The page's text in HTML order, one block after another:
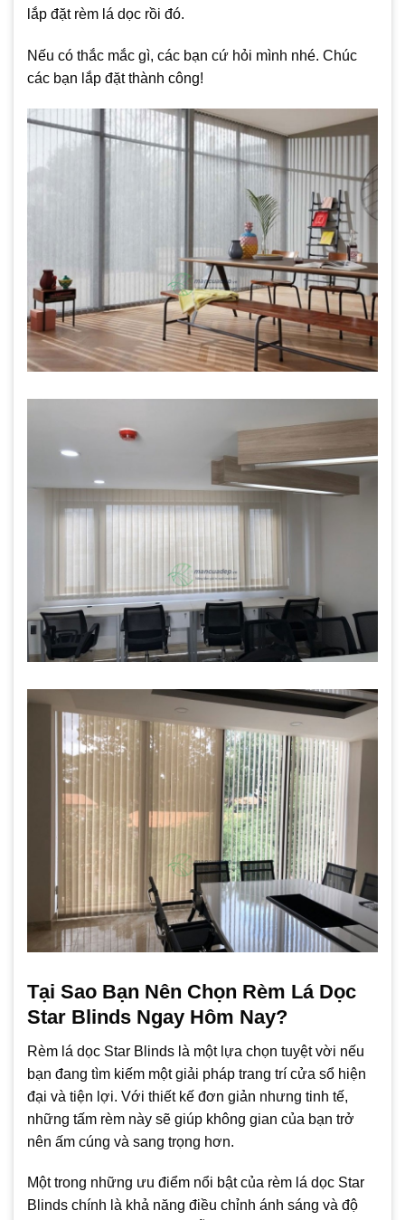
lắp đặt rèm lá dọc rồi đó.
Nếu có thắc mắc gì, các bạn cứ hỏi mình nhé. Chúc
các bạn lắp đặt thành công!
Tại Sao Bạn Nên Chọn Rèm Lá Dọc
Star Blinds Ngay Hôm Nay?
Rèm lá dọc Star Blinds là một lựa chọn tuyệt vời nếu
bạn đang tìm kiếm một giải pháp trang trí cửa sổ hiện
đại và tiện lợi. Với thiết kế đơn giản nhưng tinh tế,
những tấm rèm này sẽ giúp không gian của bạn trở
nên ấm cúng và sang trọng hơn.
Một trong những ưu điểm nổi bật của rèm lá dọc Star
Blinds chính là khả năng điều chỉnh ánh sáng và độ